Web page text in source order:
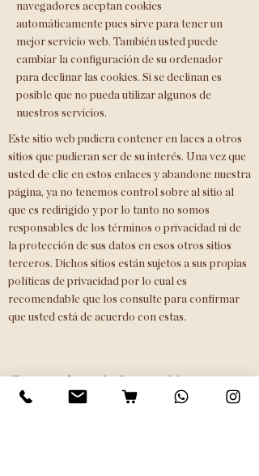
navegadores aceptan cookies
automáticamente pues sirve para tener un
mejor servicio web. También usted puede
cambiar la configuración de su ordenador
para declinar las cookies. Si se declinan es
posible que no pueda utilizar algunos de
nuestros servicios.
Este sitio web pudiera contener en laces a otros
sitios que pudieran ser de su interés. Una vez que
usted de clic en estos enlaces y abandone nuestra
página, ya no tenemos control sobre al sitio al
que es redirigido y por lo tanto no somos
responsables de los términos o privacidad ni de
la protección de sus datos en esos otros sitios
terceros. Dichos sitios están sujetos a sus propias
políticas de privacidad por lo cual es
recomendable que los consulte para confirmar
que usted está de acuerdo con estas.
Contro de su información
personal